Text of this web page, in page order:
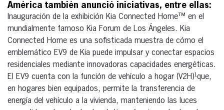
América también anunció iniciativas, entre ellas:
Inauguración de la exhibición Kia Connected Home™ en el
mundialmente famoso Kia Forum de Los Ángeles. Kia
Connected Home es una sofisticada muestra de cómo el
emblemático EV9 de Kia puede impulsar y conectar espacios
residenciales mediante innovadoras capacidades energéticas.
El EV9 cuenta con la función de vehículo a hogar (V2H)¹que,
en hogares bien equipados, permite la transferencia de
energía del vehículo a la vivienda, manteniendo las luces